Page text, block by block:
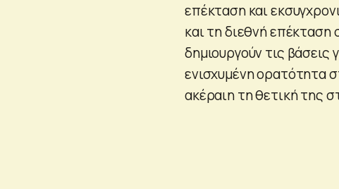
επέκταση και
και τη διεθνή
δημιουργούν τις
ενισχυμένη ορατότητα
ακέραιη τη θετική της